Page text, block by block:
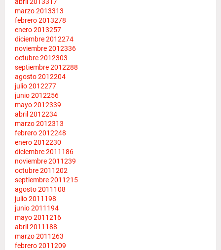
marzo 2013313
febrero 2013278
enero 2013257
diciembre 2012274
noviembre 2012336
octubre 2012303
septiembre 2012288
agosto 2012204
julio 2012277
junio 2012256
mayo 2012339
abril 2012234
marzo 2012313
febrero 2012248
enero 2012230
diciembre 2011 186
noviembre 2011239
octubre 2011202
septiembre 2011215
agosto 2011 108
julio 2011 198
junio 2011 194
mayo 2011216
abril 2011 188
marzo 2011263
febrero 2011209